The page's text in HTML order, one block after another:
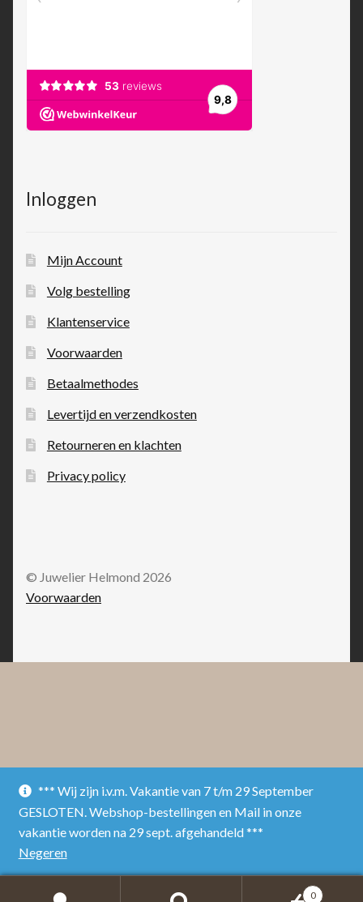
*** Wij zijn i.v.m. Vakantie van 7 t/m 29 September
GESLOTEN. Webshop-bestellingen en Mail in onze
vakantie worden na 29 sept. afgehandeld ***
Negeren
Inloggen
Mijn Account
Volg bestelling
Klantenservice
Voorwaarden
Betaalmethodes
Levertijd en verzendkosten
Retourneren en klachten
Privacy policy
© Juwelier Helmond 2026
Voorwaarden
0